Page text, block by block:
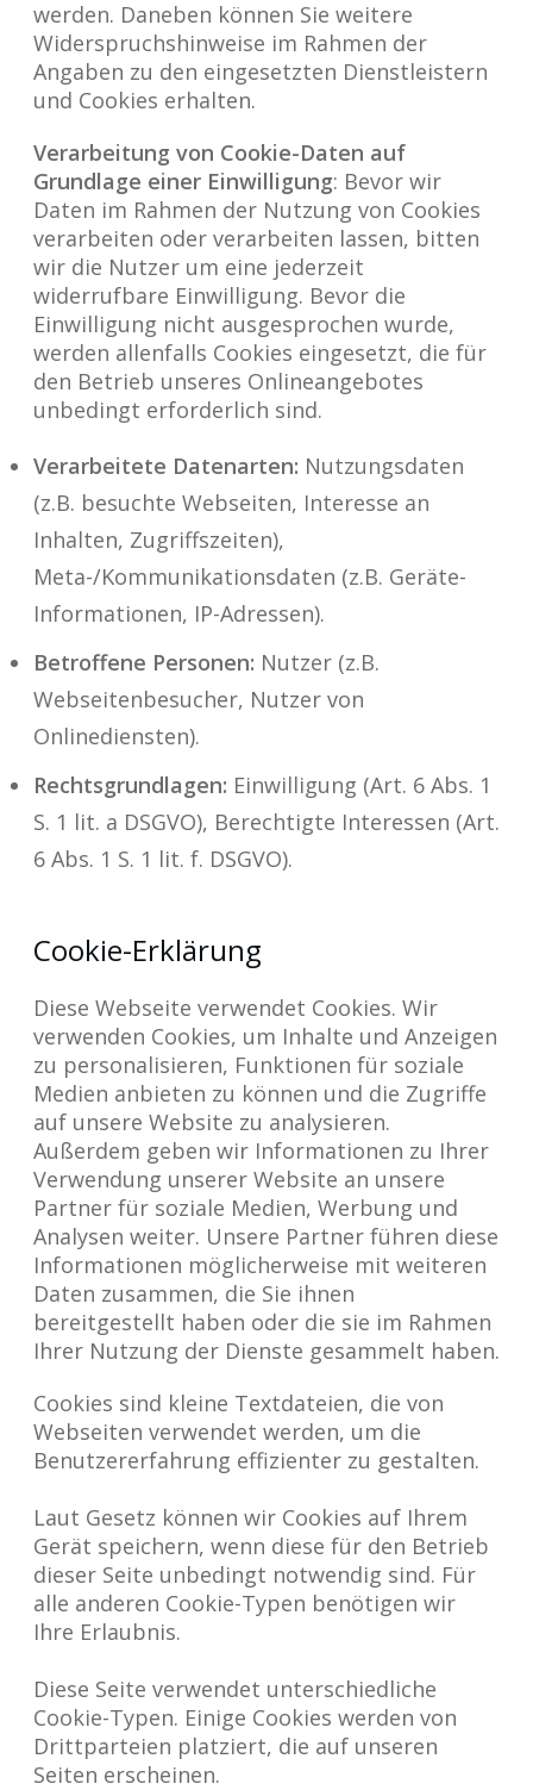
werden. Daneben können Sie weitere
Widerspruchshinweise im Rahmen der
Angaben zu den eingesetzten Dienstleistern
und Cookies erhalten.
Verarbeitung von Cookie-Daten auf
Grundlage einer Einwilligung: Bevor wir
Daten im Rahmen der Nutzung von Cookies
verarbeiten oder verarbeiten lassen, bitten
wir die Nutzer um eine jederzeit
widerrufbare Einwilligung. Bevor die
Einwilligung nicht ausgesprochen wurde,
werden allenfalls Cookies eingesetzt, die für
den Betrieb unseres Onlineangebotes
unbedingt erforderlich sind.
Verarbeitete Datenarten: Nutzungsdaten
(z.B. besuchte Webseiten, Interesse an
Inhalten, Zugriffszeiten),
Meta-/Kommunikationsdaten (z.B. Geräte-
Informationen, IP-Adressen).
Betroffene Personen: Nutzer (z.B.
Webseitenbesucher, Nutzer von
Onlinediensten).
Rechtsgrundlagen: Einwilligung (Art. 6 Abs. 1
S. 1 lit. a DSGVO), Berechtigte Interessen (Art.
6 Abs. 1 S. 1 lit. f. DSGVO).
Cookie-Erklärung
Diese Webseite verwendet Cookies. Wir
verwenden Cookies, um Inhalte und Anzeigen
zu personalisieren, Funktionen für soziale
Medien anbieten zu können und die Zugriffe
auf unsere Website zu analysieren.
Außerdem geben wir Informationen zu Ihrer
Verwendung unserer Website an unsere
Partner für soziale Medien, Werbung und
Analysen weiter. Unsere Partner führen diese
Informationen möglicherweise mit weiteren
Daten zusammen, die Sie ihnen
bereitgestellt haben oder die sie im Rahmen
Ihrer Nutzung der Dienste gesammelt haben.
Cookies sind kleine Textdateien, die von
Webseiten verwendet werden, um die
Benutzererfahrung effizienter zu gestalten.
Laut Gesetz können wir Cookies auf Ihrem
Gerät speichern, wenn diese für den Betrieb
dieser Seite unbedingt notwendig sind. Für
alle anderen Cookie-Typen benötigen wir
Ihre Erlaubnis.
Diese Seite verwendet unterschiedliche
Cookie-Typen. Einige Cookies werden von
Drittparteien platziert, die auf unseren
Seiten erscheinen.